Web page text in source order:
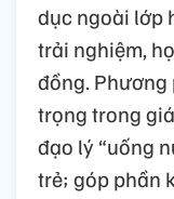
dục ngoài lớp
trải nghiệm,
đồng.
trọng trong
đạo lý “uống
trẻ; góp phần